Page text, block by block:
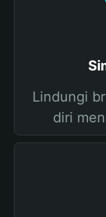
Lindungi
diri